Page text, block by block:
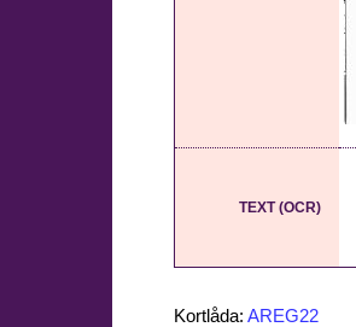
TEXT (OCR)
Kortlåda: AREG22